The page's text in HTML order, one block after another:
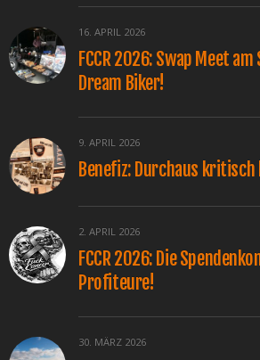
16. APRIL 2026
FCCR 2026: Swap Meet
Dream Biker!
9. APRIL 2026
Benefiz: Durchaus
2. APRIL 2026
FCCR 2026: Die
Profiteure!
30. MÄRZ 2026